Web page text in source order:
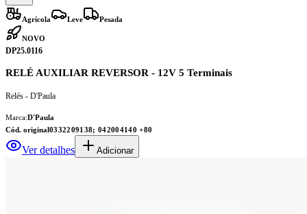
Agrícola Leve Pesada
NOVO
DP25.0116
RELÉ AUXILIAR REVERSOR - 12V 5 Terminais
Relés - D'Paula
Marca:D'Paula
Cód. original0332209138; 042004140 +80
Ver detalhes Adicionar